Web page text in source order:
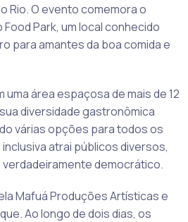
Rio. O evento comemora o
Park, um local conhecido
para amantes da boa comida e
uma área espaçosa de mais de 12
diversidade gastronômica
várias opções para todos os
atrai públicos diversos,
democrático.
Mafuá Produções Artísticas e
Ao longo de dois dias, os